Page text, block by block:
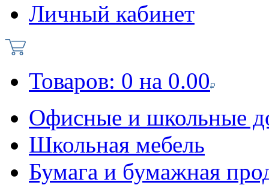
Личный кабинет
Товаров: 0 на 0.00
Офисные и школьные
Школьная мебель
Бумага и бумажная